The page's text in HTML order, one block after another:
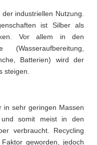
industriellen Nutzung.
ist Silber als
Vor allem in den
(Wasseraufbereitung,
Batterien) wird der
steigen.
in sehr geringen Massen
somit meist in den
verbraucht. Recycling
geworden, jedoch